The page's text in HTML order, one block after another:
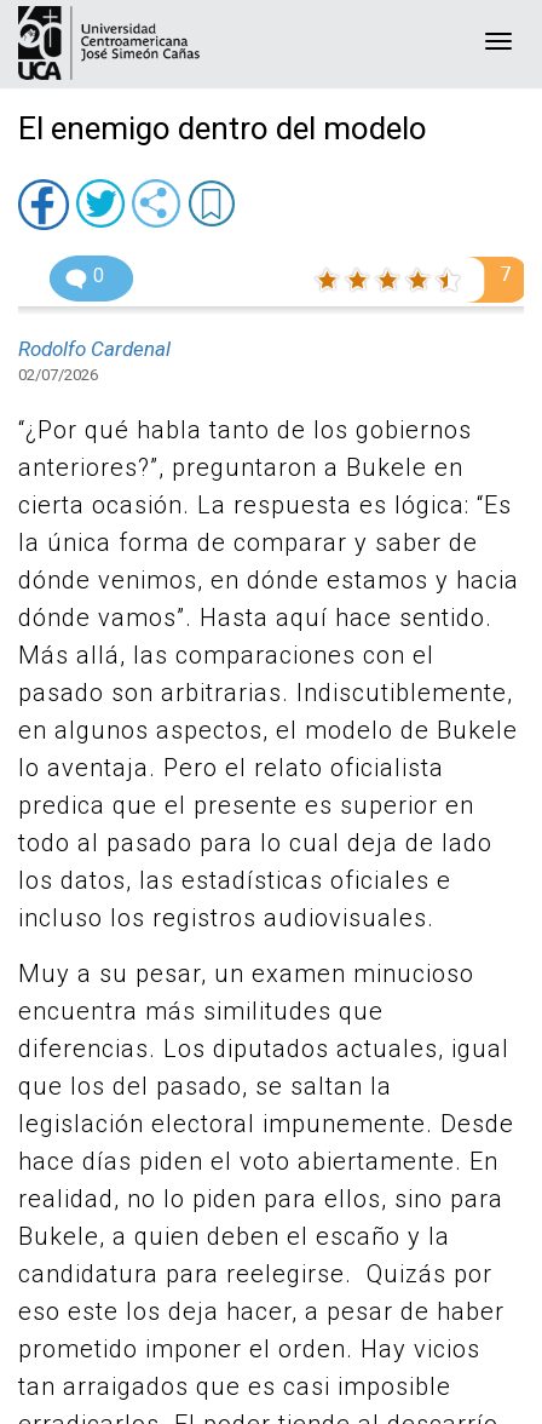
El enemigo dentro del modelo
0 7
Rodolfo Cardenal
02/07/2026
“¿Por qué habla tanto de los gobiernos
anteriores?”, preguntaron a Bukele en
cierta ocasión. La respuesta es lógica: “Es
la única forma de comparar y saber de
dónde venimos, en dónde estamos y hacia
dónde vamos”. Hasta aquí hace sentido.
Más allá, las comparaciones con el
pasado son arbitrarias. Indiscutiblemente,
en algunos aspectos, el modelo de Bukele
lo aventaja. Pero el relato oficialista
predica que el presente es superior en
todo al pasado para lo cual deja de lado
los datos, las estadísticas oficiales e
incluso los registros audiovisuales.
Muy a su pesar, un examen minucioso
encuentra más similitudes que
diferencias. Los diputados actuales, igual
que los del pasado, se saltan la
legislación electoral impunemente. Desde
hace días piden el voto abiertamente. En
realidad, no lo piden para ellos, sino para
Bukele, a quien deben el escaño y la
candidatura para reelegirse. Quizás por
eso este los deja hacer, a pesar de haber
prometido imponer el orden. Hay vicios
tan arraigados que es casi imposible